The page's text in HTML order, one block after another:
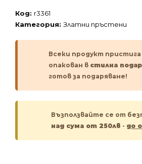
Код: r3361
Категория: Златни пръстени
Всеки продукт пристига
опакован в стилна
готов за подаряване!
Възползвайте се от
над сума от 250лв - до